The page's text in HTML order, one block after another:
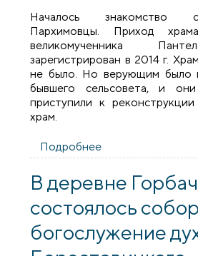
Началось знакомство
Пархимовцы. Приход
великомученника
зарегистрирован в 2014 г.
не было. Но верующим было
бывшего сельсовета, и
приступили к
храм.
Подробнее
возобновили
приходам
В деревне
состоялось
богослужение